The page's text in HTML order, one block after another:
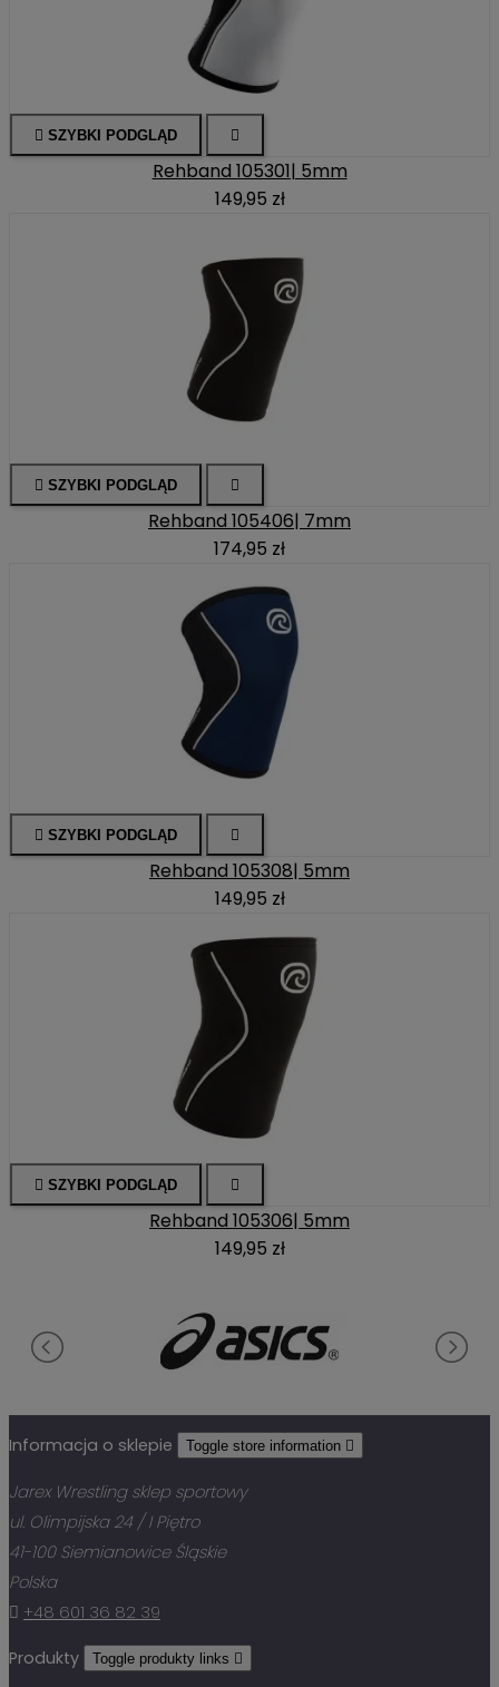
 SZYBKI PODGLĄD 
Rehband 105301| 5mm
149,95 zł
 SZYBKI PODGLĄD 
Rehband 105406| 7mm
174,95 zł
 SZYBKI PODGLĄD 
Rehband 105308| 5mm
149,95 zł
 SZYBKI PODGLĄD 
Rehband 105306| 5mm
149,95 zł
Informacja o sklepie Toggle store information 
Jarex Wrestling sklep sportowy
ul. Olimpijska 24 / I Piętro
41-100 Siemianowice Śląskie
Polska
 +48 601 36 82 39
Produkty Toggle produkty links 